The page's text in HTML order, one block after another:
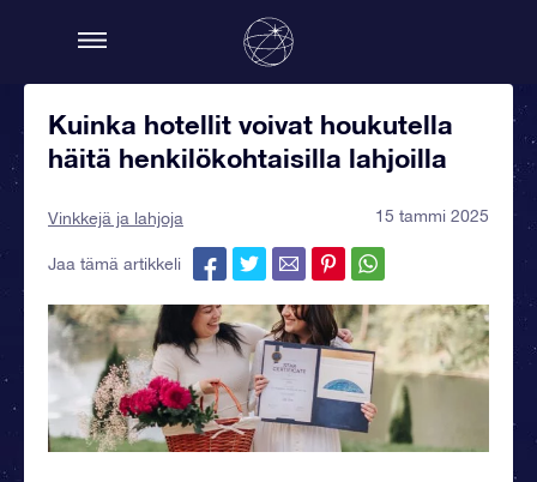
Kuinka hotellit voivat houkutella
häitä henkilökohtaisilla lahjoilla
Vinkkejä ja lahjoja 15 tammi 2025
Jaa tämä artikkeli